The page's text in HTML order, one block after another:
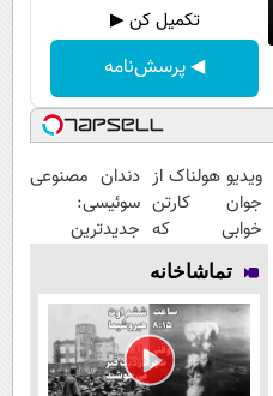
تکمیل کن ▶
◀ پرسش‌نامه
ویدیو هولناک از
جوان کارتن
خوابی که
میلیاردر شد.
آموزش رایگان
دندان مصنوعی
سوئیسی:
جدیدترین
پرداخت قسطی
تماشاخانه